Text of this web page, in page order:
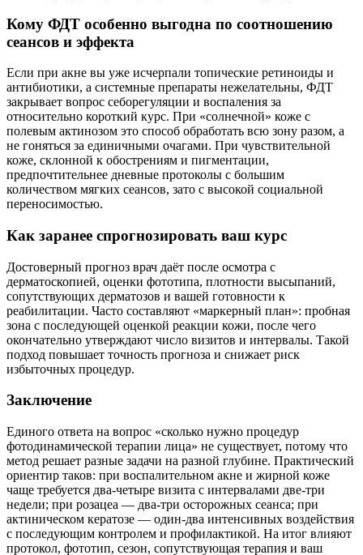
Кому ФДТ особенно выгодна по соотношению
сеансов и эффекта
Если при акне вы уже исчерпали топические ретиноиды и
антибиотики, а системные препараты нежелательны, ФДТ
закрывает вопрос себорегуляции и воспаления за
относительно короткий курс. При «солнечной» коже с
полевым актинозом это способ обработать всю зону разом, а
не гоняться за единичными очагами. При чувствительной
коже, склонной к обострениям и пигментации,
предпочтительнее дневные протоколы с большим
количеством мягких сеансов, зато с высокой социальной
переносимостью.
Как заранее спрогнозировать ваш курс
Достоверный прогноз врач даёт после осмотра с
дерматоскопией, оценки фототипа, плотности высыпаний,
сопутствующих дерматозов и вашей готовности к
реабилитации. Часто составляют «маркерный план»: пробная
зона с последующей оценкой реакции кожи, после чего
окончательно утверждают число визитов и интервалы. Такой
подход повышает точность прогноза и снижает риск
избыточных процедур.
Заключение
Единого ответа на вопрос «сколько нужно процедур
фотодинамической терапии лица» не существует, потому что
метод решает разные задачи на разной глубине. Практический
ориентир таков: при воспалительном акне и жирной коже
чаще требуется два‑четыре визита с интервалами две‑три
недели; при розацеа — два‑три осторожных сеанса; при
актиническом кератозе — один‑два интенсивных воздействия
с последующим контролем и профилактикой. На итог влияют
протокол, фототип, сезон, сопутствующая терапия и ваш